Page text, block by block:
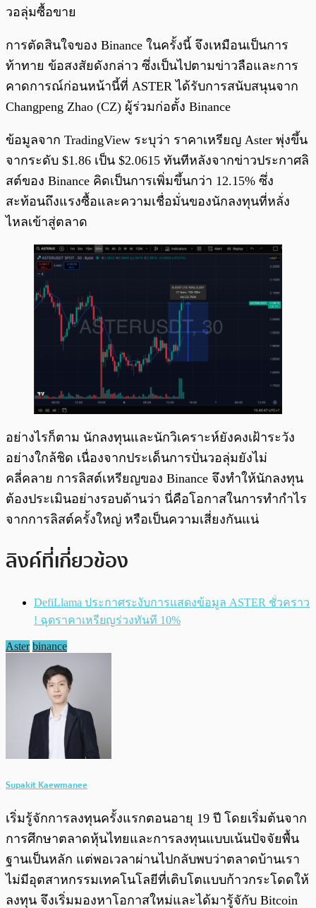
วอลุ่มซื้อขาย
การตัดสินใจของ Binance ในครั้งนี้ จึงเหมือนเป็นการ
ท้าทาย ข้อสงสัยดังกล่าว ซึ่งเป็นไปตามข่าวลือและการ
คาดการณ์ก่อนหน้านี้ที่ ASTER ได้รับการสนับสนุนจาก
Changpeng Zhao (CZ) ผู้ร่วมก่อตั้ง Binance
ข้อมูลจาก TradingView ระบุว่า ราคาเหรียญ Aster พุ่งขึ้น
จากระดับ $1.86 เป็น $2.0615 ทันทีหลังจากข่าวประกาศลิ
สต์ของ Binance คิดเป็นการเพิ่มขึ้นกว่า 12.15% ซึ่ง
สะท้อนถึงแรงซื้อและความเชื่อมั่นของนักลงทุนที่หลั่ง
ไหลเข้าสู่ตลาด
อย่างไรก็ตาม นักลงทุนและนักวิเคราะห์ยังคงเฝ้าระวัง
อย่างใกล้ชิด เนื่องจากประเด็นการปั่นวอลุ่มยังไม่
คลี่คลาย การลิสต์เหรียญของ Binance จึงทำให้นักลงทุน
ต้องประเมินอย่างรอบด้านว่า นี่คือโอกาสในการทำกำไร
จากการลิสต์ครั้งใหญ่ หรือเป็นความเสี่ยงกันแน่
ลิงค์ที่เกี่ยวข้อง
DefiLlama ประกาศระงับการแสดงข้อมูล ASTER ชั่วคราว
! ฉุดราคาเหรียญร่วงทันที 10%
Aster binance
Supakit Kaewmanee
เริ่มรู้จักการลงทุนครั้งแรกตอนอายุ 19 ปี โดยเริ่มต้นจาก
การศึกษาตลาดหุ้นไทยและการลงทุนแบบเน้นปัจจัยพื้น
ฐานเป็นหลัก แต่พอเวลาผ่านไปกลับพบว่าตลาดบ้านเรา
ไม่มีอุตสาหกรรมเทคโนโลยีที่เติบโตแบบก้าวกระโดดให้
ลงทุน จึงเริ่มมองหาโอกาสใหม่และได้มารู้จักับ Bitcoin